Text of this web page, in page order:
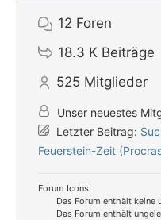
12 Foren
18.3 K Beiträge
525 Mitglieder
Unser neuestes
Letzter Beitrag:
Feuerstein-Zeit
Forum Icons:
Das Forum enthält keine
Das Forum enthält